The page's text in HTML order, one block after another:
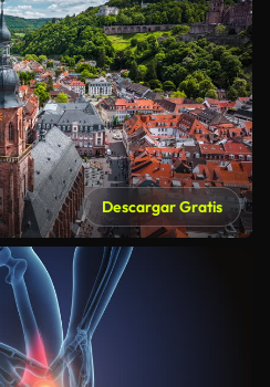
Descargar Gratis